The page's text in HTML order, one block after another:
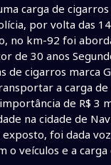
carga de
por volta das
no km-92 foi
de 30 anos
cigarros marca
a carga
de R$ 3
na cidade de
foi dada
veículos e a